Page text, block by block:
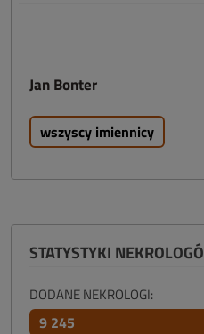
Jan Bonter
wszyscy imiennicy
STATYSTYKI
DODANE NEKROLOGI:
9 245